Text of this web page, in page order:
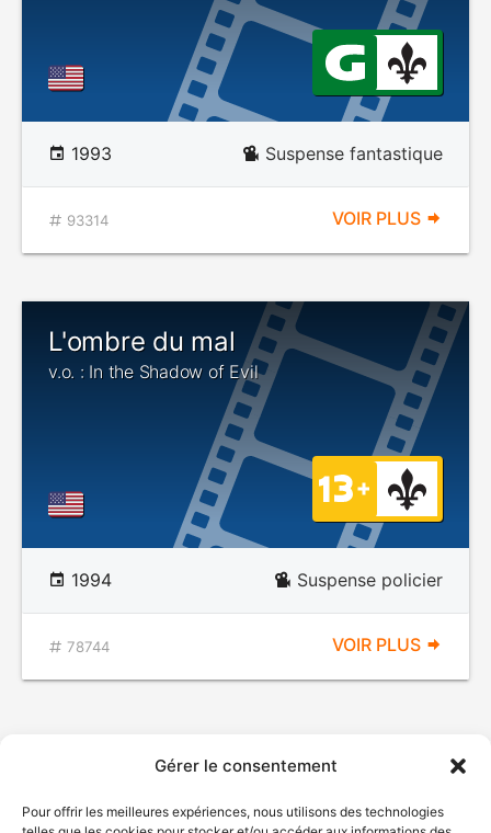
Gérer le consentement
Pour offrir les meilleures expériences, nous utilisons des technologies
1993 Suspense fantastique
93314 VOIR PLUS
L'ombre du mal
v.o. : In the Shadow of Evil
1994 Suspense policier
78744 VOIR PLUS